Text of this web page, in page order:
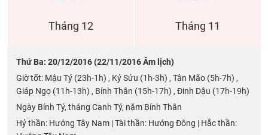
Tháng 12 Tháng 11
Thứ Ba: 20/12/2016 (22/11/2016 Âm lịch)
Giờ tốt: Mậu Tý (23h-1h) , Kỷ Sửu (1h-3h) , Tân Mão (5h-7h) ,
Giáp Ngọ (11h-13h) , Bính Thân (15h-17h) , Đinh Dậu (17h-19h)
Ngày Bính Tý, tháng Canh Tý, năm Bính Thân
Hỷ thần: Hướng Tây Nam | Tài thần: Hướng Đông | Hắc thần: